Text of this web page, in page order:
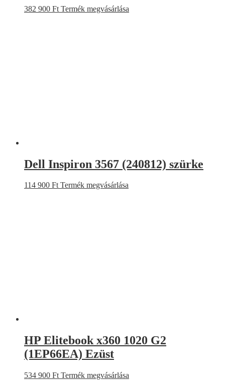
382 900 Ft Termék megvásárlása
Dell Inspiron 3567 (240812) szürke
114 900 Ft Termék megvásárlása
HP Elitebook x360 1020 G2
(1EP66EA) Ezüst
534 900 Ft Termék megvásárlása